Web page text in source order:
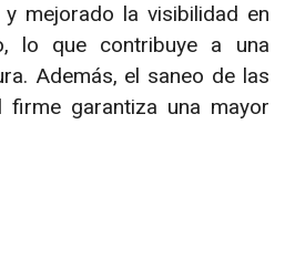
mejorado la visibilidad en
lo que contribuye a una
Además, el saneo de las
firme garantiza una mayor